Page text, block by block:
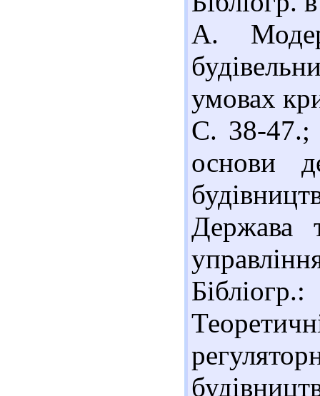
А.
умовах
С. 38-47.;
основи
Держава